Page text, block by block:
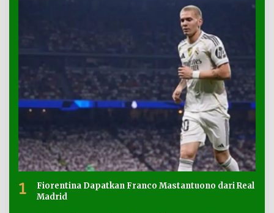
1
Fiorentina Dapatkan Franco Mastantuono dari Real
Madrid